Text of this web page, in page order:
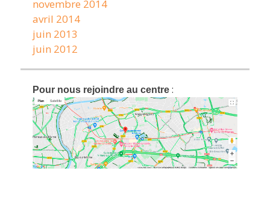
novembre 2014
avril 2014
juin 2013
juin 2012
Pour nous rejoindre au centre :